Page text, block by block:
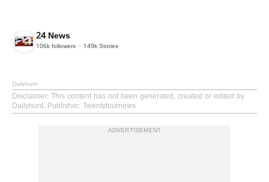
24 News
106k followers 149k Stories
Dailyhunt
Disclaimer: This content has not been generated, created or edited by
Dailyhunt. Publisher: Twentyfournews
ADVERTISEMENT